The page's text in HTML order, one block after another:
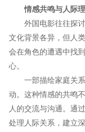
情感共鸣与人际
外国电影往往探
文化背景各异，但人
会在角色的遭遇中找
心。
一部描绘家庭关
动。这种情感的共鸣
人的交流与沟通。通
处理人际关系，建立深